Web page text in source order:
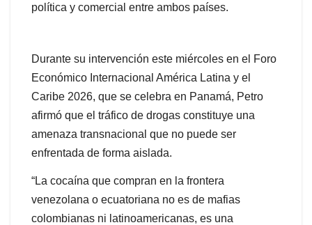
política y comercial entre ambos países.
Durante su intervención este miércoles en el Foro
Económico Internacional América Latina y el
Caribe 2026, que se celebra en Panamá, Petro
afirmó que el tráfico de drogas constituye una
amenaza transnacional que no puede ser
enfrentada de forma aislada.
“La cocaína que compran en la frontera
venezolana o ecuatoriana no es de mafias
colombianas ni latinoamericanas, es una